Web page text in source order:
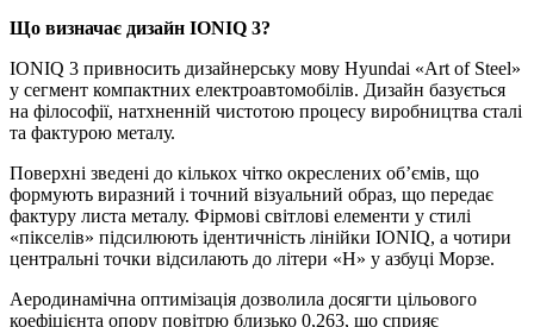
Що визначає дизайн IONIQ 3?
IONIQ 3 привносить дизайнерську мову Hyundai «Art of Steel»
у сегмент компактних електроавтомобілів. Дизайн базується
на філософії, натхненній чистотою процесу виробництва сталі
та фактурою металу.
Поверхні зведені до кількох чітко окреслених об’ємів, що
формують виразний і точний візуальний образ, що передає
фактуру листа металу. Фірмові світлові елементи у стилі
«пікселів» підсилюють ідентичність лінійки IONIQ, а чотири
центральні точки відсилають до літери «H» у азбуці Морзе.
Аеродинамічна оптимізація дозволила досягти цільового
коефіцієнта опору повітрю близько 0,263, що сприяє